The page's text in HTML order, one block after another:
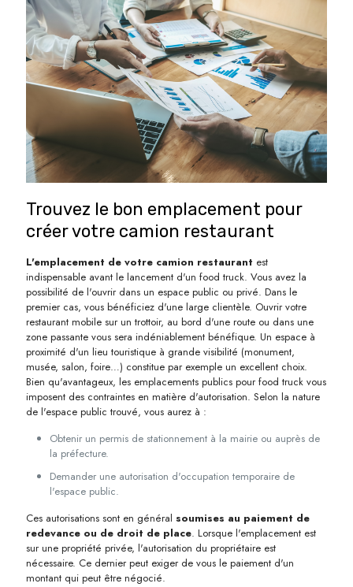
Trouvez le bon emplacement pour
créer votre camion restaurant
L'emplacement de votre camion restaurant est
indispensable avant le lancement d'un food truck. Vous avez la
possibilité de l'ouvrir dans un espace public ou privé. Dans le
premier cas, vous bénéficiez d'une large clientèle. Ouvrir votre
restaurant mobile sur un trottoir, au bord d'une route ou dans une
zone passante vous sera indéniablement bénéfique. Un espace à
proximité d'un lieu touristique à grande visibilité (monument,
musée, salon, foire…) constitue par exemple un excellent choix.
Bien qu'avantageux, les emplacements publics pour food truck vous
imposent des contraintes en matière d'autorisation. Selon la nature
de l'espace public trouvé, vous aurez à :
Obtenir un permis de stationnement à la mairie ou auprès de
la préfecture.
Demander une autorisation d'occupation temporaire de
l'espace public.
Ces autorisations sont en général soumises au paiement de
redevance ou de droit de place. Lorsque l'emplacement est
sur une propriété privée, l'autorisation du propriétaire est
nécessaire. Ce dernier peut exiger de vous le paiement d'un
montant qui peut être négocié.